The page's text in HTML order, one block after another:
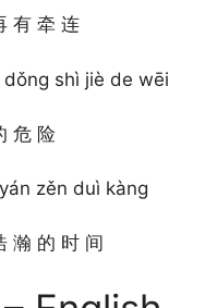
有 牵 连
shì jiè de wēi
危 险
zěn duì kàng
瀚 的 时 间